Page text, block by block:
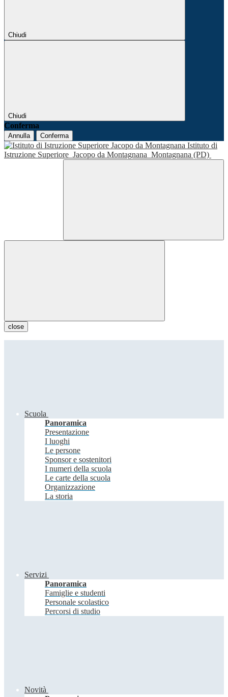
Chiudi
Chiudi
Conferma
Annulla Conferma
Istituto di
Istruzione Superiore Jacopo da Montagnana Montagnana (PD)
close
Scuola
Panoramica
Presentazione
I luoghi
Le persone
Sponsor e sostenitori
I numeri della scuola
Le carte della scuola
Organizzazione
La storia
Servizi
Panoramica
Famiglie e studenti
Personale scolastico
Percorsi di studio
Novità